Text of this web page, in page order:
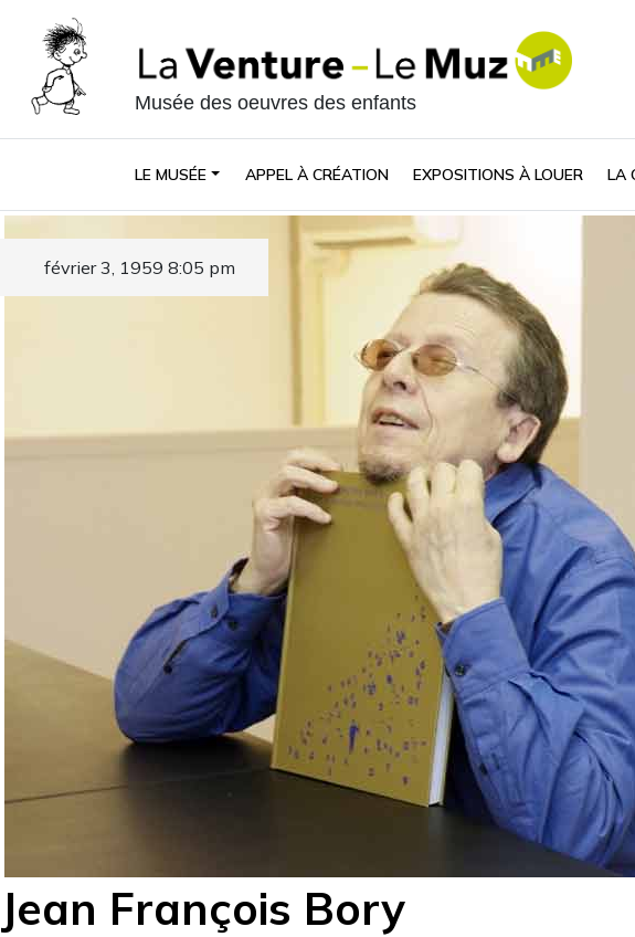
Musée des oeuvres des enfants
LE MUSÉE APPEL À CRÉATION EXPOSITIONS À LOUER LA
Jean François Bory
février 3, 1959 8:05 pm